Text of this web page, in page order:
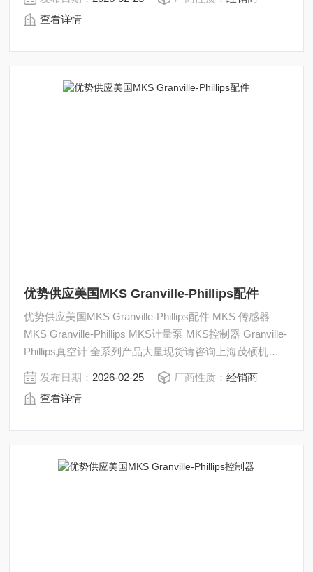
查看详情
优势供应美国MKS Granville-Phillips配件
优势供应美国MKS Granville-Phillips配件 MKS 传感器
MKS Granville-Phillips MKS计量泵 MKS控制器 Granville-
Phillips真空计 全系列产品大量现货请咨询上海茂硕机械
设备有限公司
发布日期： 2026-02-25 厂商性质：经销商
查看详情